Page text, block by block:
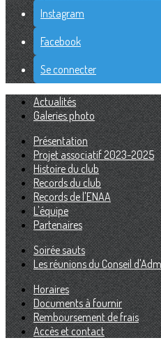
Instagram
Facebook
Se connecter
Actualités
Galeries photo
Présentation
Projet associatif 2023-2025
Histoire du club
Records du club
Records de l'ENAA
L'équipe
Partenaires
Soirée sauts
Les réunions du Conseil
Horaires
Documents à fournir
Remboursement de frais
Accès et contact